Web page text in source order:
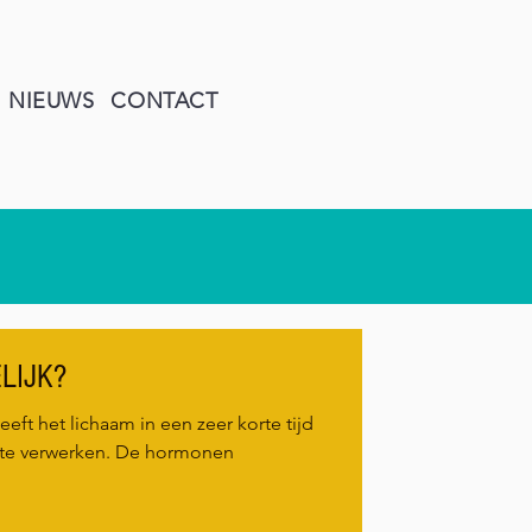
NIEUWS CONTACT
het lichaam in een zeer korte tijd
verwerken. De hormonen